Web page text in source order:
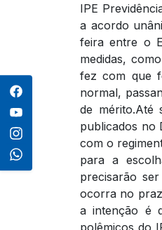
IPE
a acordo
feira entre o
medidas,
fez com que
normal,
de mérito.Até
publicados no
com o
para a
precisarão
ocorra no
a intenção é
polêmicos do